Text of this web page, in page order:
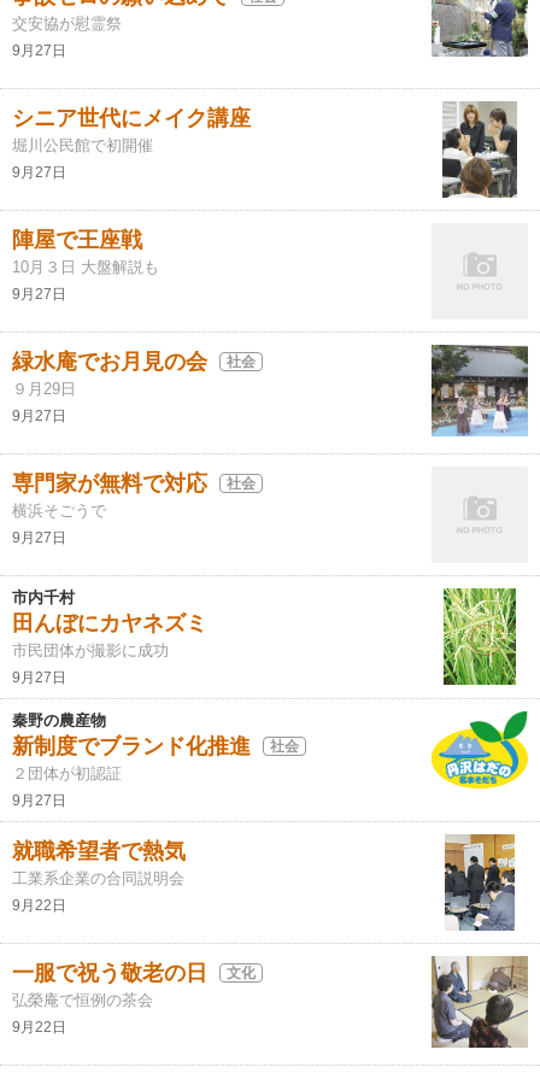
交安協が慰霊祭
9月27日
シニア世代にメイク講座
堀川公民館で初開催
9月27日
陣屋で王座戦
10月３日 大盤解説も
9月27日
緑水庵でお月見の会 社会
９月29日
9月27日
専門家が無料で対応 社会
横浜そごうで
9月27日
市内千村
田んぼにカヤネズミ
市民団体が撮影に成功
9月27日
秦野の農産物
新制度でブランド化推進 社会
２団体が初認証
9月27日
就職希望者で熱気
工業系企業の合同説明会
9月22日
一服で祝う敬老の日 文化
弘榮庵で恒例の茶会
9月22日